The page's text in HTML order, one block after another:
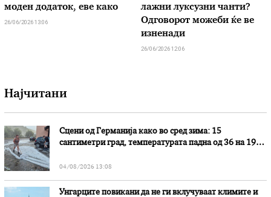
моден додаток, еве како
26/06/2026 13:06
лажни луксузни чанти?
Одговорот можеби ќе ве
изненади
26/06/2026 12:06
Најчитани
Сцени од Германија како во сред зима: 15
сантиметри град, температурата падна од 36 на 19
04/08/2026 13:08
Унгарците повикани да не ги вклучуваат климите и